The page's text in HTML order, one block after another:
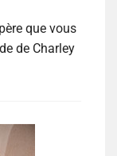
que vous
de Charley